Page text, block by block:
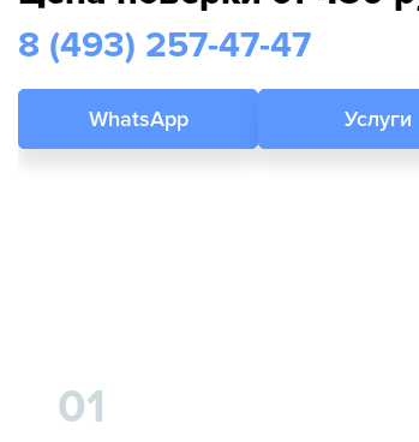
8 (493) 257-47-47
WhatsApp Услуги
01